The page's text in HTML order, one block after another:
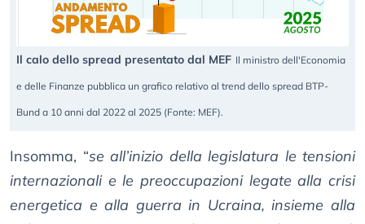
Il calo dello spread presentato dal MEF Il ministro dell'Economia
e delle Finanze pubblica un grafico relativo al trend dello spread BTP-
Bund a 10 anni dal 2022 al 2025 (Fonte: MEF).
Insomma, “se all’inizio della legislatura le tensioni
internazionali e le preoccupazioni legate alla crisi
energetica e alla guerra in Ucraina, insieme alla